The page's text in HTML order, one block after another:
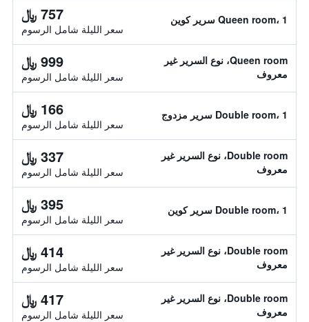
Queen room، 1 سرير كوين 757 ﷼
سعر الليلة شامل الرسوم
Queen room، نوع السرير غير
معروف
999 ﷼
سعر الليلة شامل الرسوم
Double room، 1 سرير مزدوج 166 ﷼
سعر الليلة شامل الرسوم
Double room، نوع السرير غير
معروف
337 ﷼
سعر الليلة شامل الرسوم
Double room، 1 سرير كوين 395 ﷼
سعر الليلة شامل الرسوم
Double room، نوع السرير غير
معروف
414 ﷼
سعر الليلة شامل الرسوم
Double room، نوع السرير غير
معروف
417 ﷼
سعر الليلة شامل الرسوم